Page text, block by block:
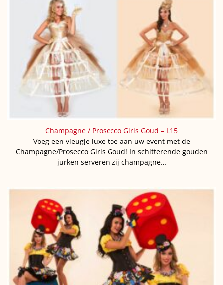
Champagne / Prosecco Girls Goud – L15
Voeg een vleugje luxe toe aan uw event met de
Champagne/Prosecco Girls Goud! In schitterende gouden
jurken serveren zij champagne…